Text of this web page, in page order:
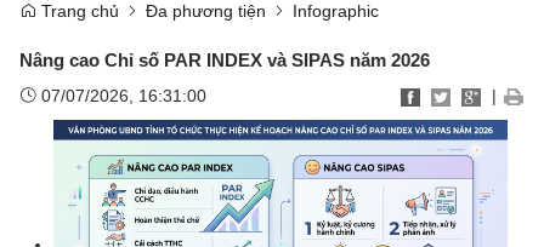
Trang chủ Đa phương tiện Infographic
Nâng cao Chỉ số PAR INDEX và SIPAS năm 2026
07/07/2026, 16:31:00 |